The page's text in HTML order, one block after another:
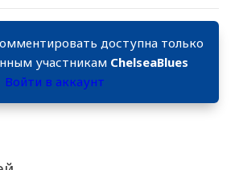
доступна только
участникам ChelseaBlues
Войти в аккаунт